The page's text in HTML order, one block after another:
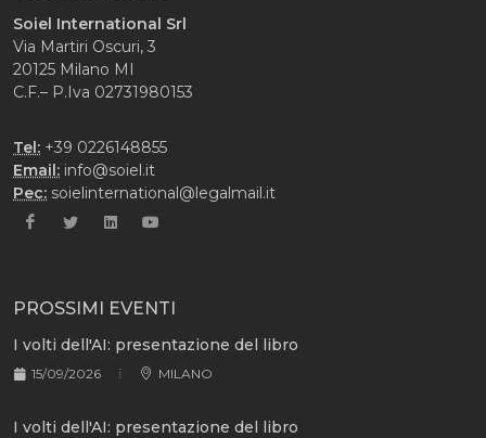
Soiel International Srl
Via Martiri Oscuri, 3
20125 Milano MI
C.F.– P.Iva 02731980153
Tel: +39 0226148855
Email: info@soiel.it
Pec: soielinternational@legalmail.it
PROSSIMI EVENTI
I volti dell'AI: presentazione del libro
15/09/2026 MILANO
I volti dell'AI: presentazione del libro